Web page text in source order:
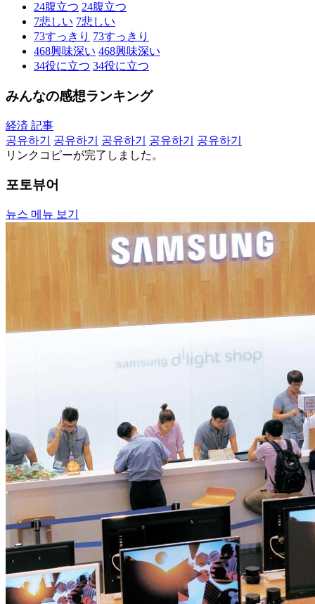
24腹立つ 24腹立つ
7悲しい 7悲しい
73すっきり 73すっきり
468興味深い 468興味深い
34役に立つ 34役に立つ
みんなの感想ランキング
経済 記事
공유하기
공유하기 공유하기 공유하기
공유하기
リンクコピーが完了しました。
포토뷰어
뉴스 메뉴 보기